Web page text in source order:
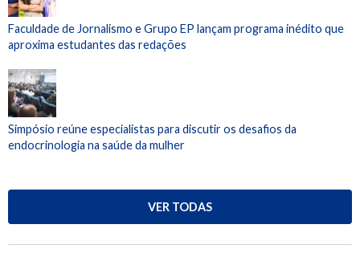
Faculdade de Jornalismo e Grupo EP lançam programa inédito que
aproxima estudantes das redações
Simpósio reúne especialistas para discutir os desafios da
endocrinologia na saúde da mulher
VER TODAS